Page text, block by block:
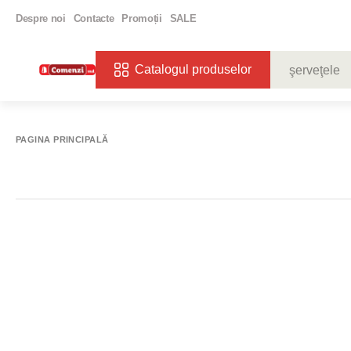
Despre noi Contacte Promoții SALE
Catalogul produselor
PAGINA PRINCIPALĂ